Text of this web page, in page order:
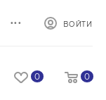
... ВОЙТИ
0 0